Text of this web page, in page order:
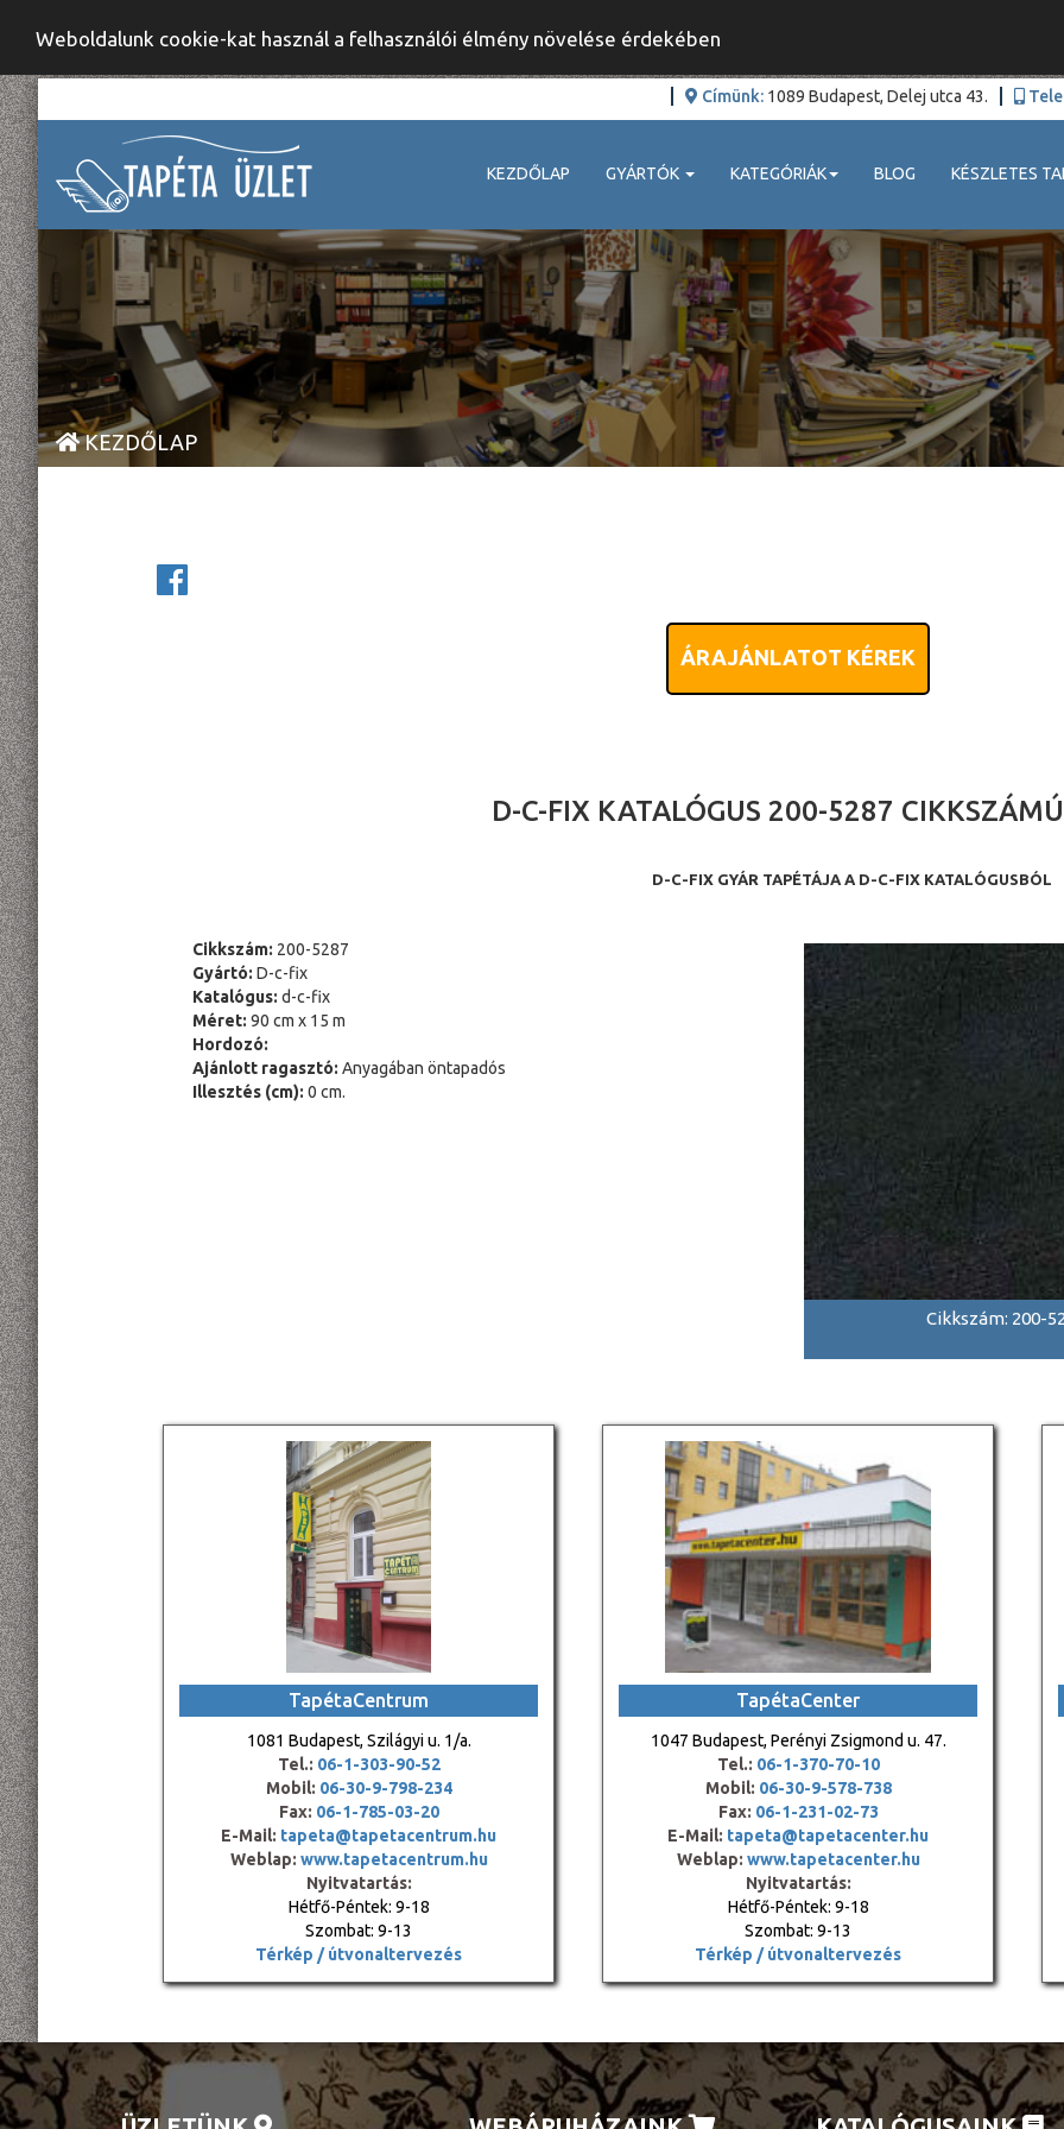
Weboldalunk cookie-kat használ a felhasználói élmény növelése érdekében
Címünk: 1089 Budapest, Delej utca 43.
KEZDŐLAP GYÁRTÓK KATEGÓRIÁK BLOG KÉSZLETES
KEZDŐLAP
ÁRAJÁNLATOT KÉREK
D-C-FIX KATALÓGUS 200-5287
D-C-FIX GYÁR TAPÉTÁJA A D-C-FIX KATALÓGUSBÓL
Cikkszám: 200-5287
Gyártó: D-c-fix
Katalógus: d-c-fix
Méret: 90 cm x 15 m
Hordozó:
Ajánlott ragasztó: Anyagában öntapadós
Illesztés (cm): 0 cm.
Cikkszám: 200-
TapétaCentrum
1081 Budapest, Szilágyi u. 1/a.
Tel.: 06-1-303-90-52
Mobil: 06-30-9-798-234
Fax: 06-1-785-03-20
E-Mail: tapeta@tapetacentrum.hu
Weblap: www.tapetacentrum.hu
Nyitvatartás:
Hétfő-Péntek: 9-18
Szombat: 9-13
Térkép / útvonaltervezés
TapétaCenter
1047 Budapest, Perényi Zsigmond u. 47.
Tel.: 06-1-370-70-10
Mobil: 06-30-9-578-738
Fax: 06-1-231-02-73
E-Mail: tapeta@tapetacenter.hu
Weblap: www.tapetacenter.hu
Nyitvatartás:
Hétfő-Péntek: 9-18
Szombat: 9-13
Térkép / útvonaltervezés